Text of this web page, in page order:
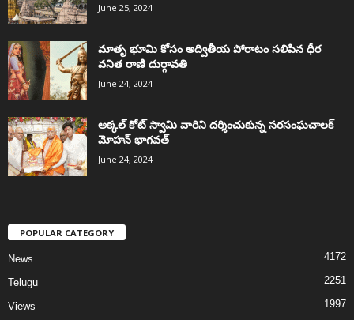
June 25, 2024
మాతృ భూమి కోసం అద్వితీయ పోరాటం సలిపిన ధీర
వనిత రాణి దుర్గావతి
June 24, 2024
అక్కల్‌ కోట్‌ స్వామి వారిని దర్శించుకున్న సరసంఘచాలక్
మోహన్ భాగవత్
June 24, 2024
POPULAR CATEGORY
News 4172
Telugu 2251
Views 1997